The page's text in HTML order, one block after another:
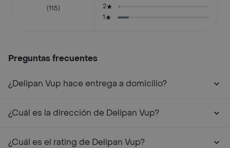
(115)
2
1
Preguntas frecuentes
¿Delipan Vup hace entrega a domicilio?
¿Cuál es la dirección de Delipan Vup?
¿Cuál es el rating de Delipan Vup?